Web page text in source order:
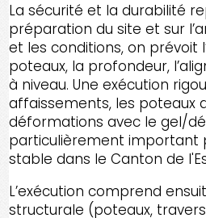
La sécurité et la durabilité
préparation du site et sur
et les conditions, on prévoit
poteaux, la profondeur,
à niveau. Une exécution
affaissements, les poteaux
déformations avec le gel/
particulièrement important
stable dans le Canton de
L’exécution comprend
structurale (poteaux,